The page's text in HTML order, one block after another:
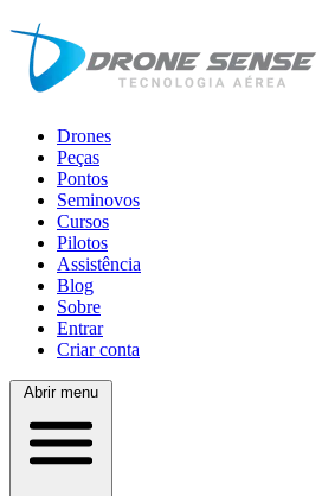
Drones
Peças
Pontos
Seminovos
Cursos
Pilotos
Assistência
Blog
Sobre
Entrar
Criar conta
Abrir menu